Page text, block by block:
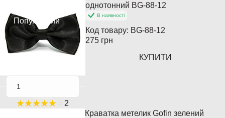
Популярний
2
однотонний BG-88-12
В наявності
Код товару: BG-88-12
275 грн
КУПИТИ
Краватка метелик Gofin зелений